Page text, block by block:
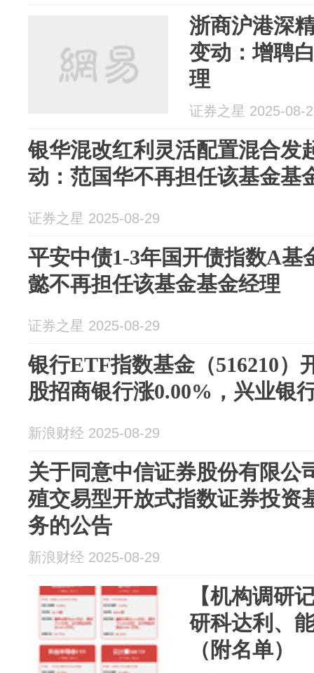
浙商沪港深
变动：增聘
理
证券之星 2025-08-
银华混改红利灵活配置混合发
动：范国华不再担任该基金基
证券之星 2025-08-29
平安中债1-3年国开债指数A基
懿不再担任该基金基金经理
证券之星 2025-08-29
银行ETF指数基金（516210）
股招商银行涨0.00%，兴业银
新浪财经 2025-08-29
关于同意中信证券股份有限公
殖交易型开放式指数证券投资
务的公告
新浪财经 2025-08-29
【机构调研
研科达利、
（附名单）